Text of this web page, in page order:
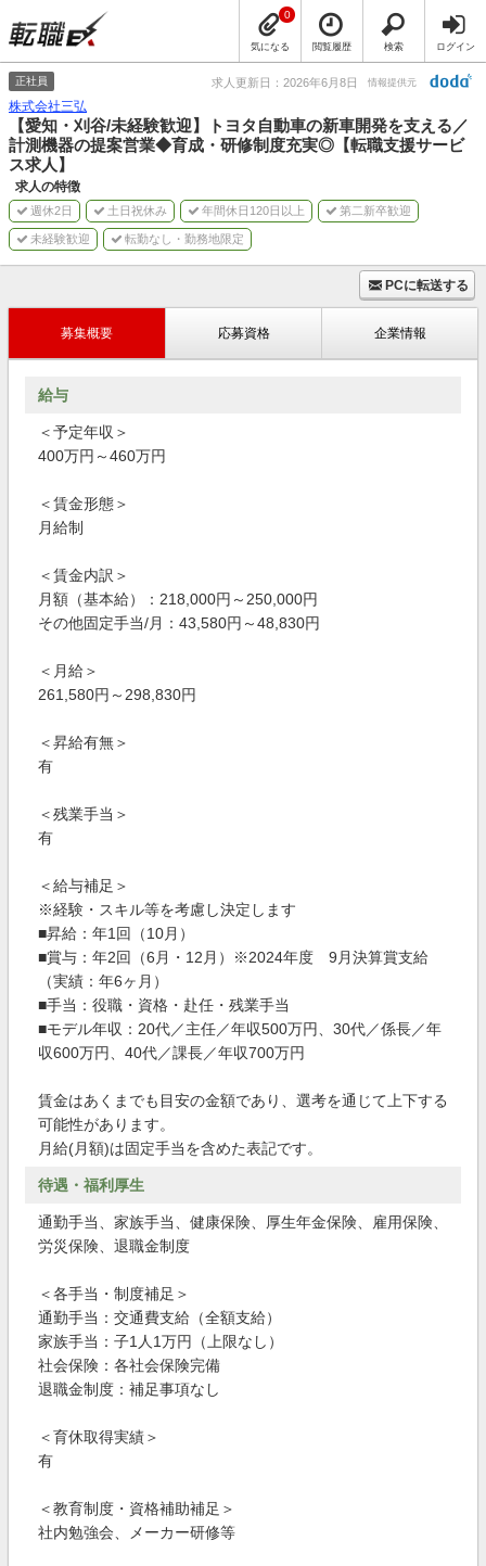
気になる
0
閲覧履歴 検索 ログイン
正社員 求人更新日：2026年6月8日 情報提供元
株式会社三弘
【愛知・刈谷/未経験歓迎】トヨタ自動車の新車開発を支える／
計測機器の提案営業◆育成・研修制度充実◎【転職支援サービ
ス求人】
求人の特徴
週休2日 土日祝休み 年間休日120日以上 第二新卒歓迎
未経験歓迎 転勤なし・勤務地限定
PCに転送する
募集概要 応募資格 企業情報
給与
＜予定年収＞
400万円～460万円
＜賃金形態＞
月給制
＜賃金内訳＞
月額（基本給）：218,000円～250,000円
その他固定手当/月：43,580円～48,830円
＜月給＞
261,580円～298,830円
＜昇給有無＞
有
＜残業手当＞
有
＜給与補足＞
※経験・スキル等を考慮し決定します
■昇給：年1回（10月）
■賞与：年2回（6月・12月）※2024年度 9月決算賞支給
（実績：年6ヶ月）
■手当：役職・資格・赴任・残業手当
■モデル年収：20代／主任／年収500万円、30代／係長／年
収600万円、40代／課長／年収700万円
賃金はあくまでも目安の金額であり、選考を通じて上下する
可能性があります。
月給(月額)は固定手当を含めた表記です。
待遇・福利厚生
通勤手当、家族手当、健康保険、厚生年金保険、雇用保険、
労災保険、退職金制度
＜各手当・制度補足＞
通勤手当：交通費支給（全額支給）
家族手当：子1人1万円（上限なし）
社会保険：各社会保険完備
退職金制度：補足事項なし
＜育休取得実績＞
有
＜教育制度・資格補助補足＞
社内勉強会、メーカー研修等